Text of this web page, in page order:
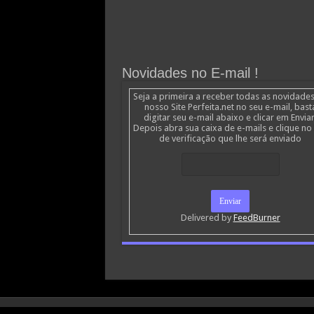
Novidades no E-mail !
Seja a primeira a receber todas as
nosso Site Perfeita.net no seu e-mail,
digitar seu e-mail abaixo e clicar em
Depois abra sua caixa de e-mails e clique no
de verificação que lhe será enviado
Delivered by FeedBurner